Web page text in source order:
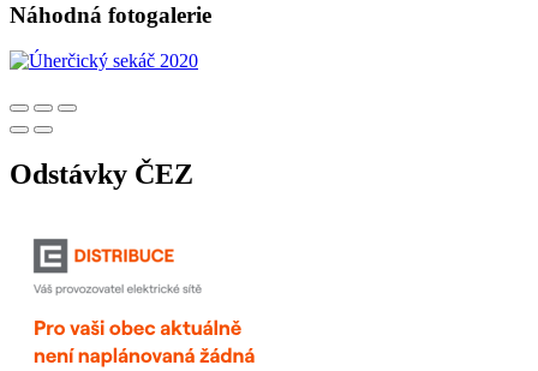
Náhodná fotogalerie
Odstávky ČEZ